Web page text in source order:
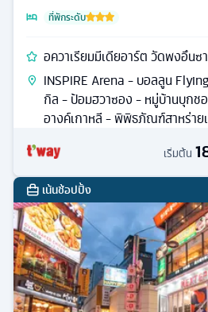
ที่พักระดับ
อควาเรียมมีเดียอาร์ต วัดพงอึน
INSPIRE Arena - บอลลูน
กิล - ป้อมฮวาซอง - หมู่บ้านบุกช
อางค์เกาหลี - พิพิธภัณฑ์สาหร่าย
เริ่มต้น
เน้นช้อปปิ้ง